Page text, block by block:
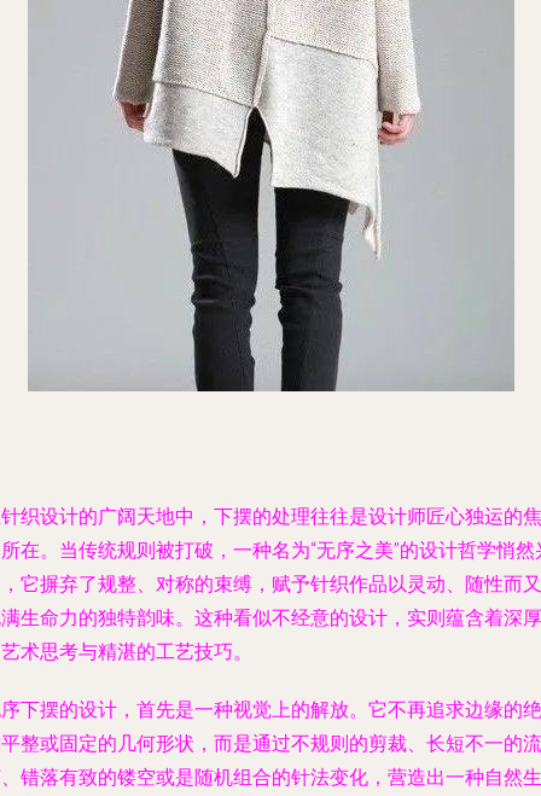
织设计的广阔天地中，下摆的处理往往是设计师匠心独运的焦
在。当传统规则被打破，一种名为“无序之美”的设计哲学悄然
它摒弃了规整、对称的束缚，赋予针织作品以灵动、随性而又
生命力的独特韵味。这种看似不经意的设计，实则蕴含着深厚
术思考与精湛的工艺技巧。
下摆的设计，首先是一种视觉上的解放。它不再追求边缘的绝
整或固定的几何形状，而是通过不规则的剪裁、长短不一的流
错落有致的镂空或是随机组合的针法变化，营造出一种自然生